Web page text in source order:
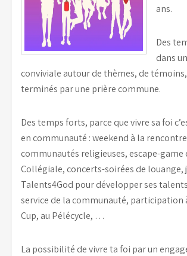
ans.
Des
dans
conviviale autour de thèmes, de
terminés par une prière commune.
Des temps forts, parce que vivre sa foi
en communauté : weekend à la
communautés religieuses, escape-game
Collégiale, concerts-soirées de louange,
Talents4God pour développer ses
service de la communauté, participation
Cup, au Pélécycle, …
La possibilité de vivre ta foi par un